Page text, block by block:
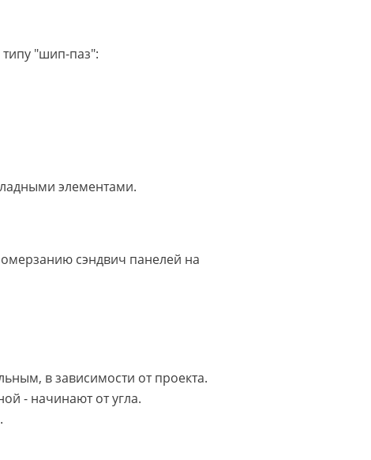
типу "шип-паз":
элементами.
сэндвич панелей на
в зависимости от проекта.
- начинают от угла.